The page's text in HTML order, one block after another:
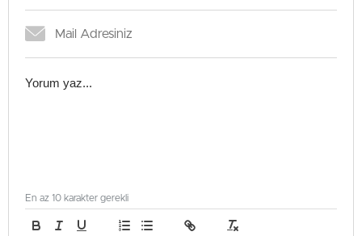
En az 10 karakter gerekli